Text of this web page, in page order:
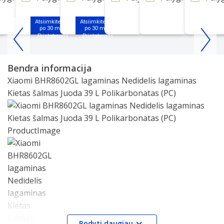
Atsiimkite jau
po 30 min.
Atsiimkite jau
po 30 min.
Item
25
Bendra informacija
Xiaomi BHR8602GL lagaminas Nedidelis lagaminas
Kietas šalmas Juoda 39 L Polikarbonatas (PC)
Slide 1 of 1